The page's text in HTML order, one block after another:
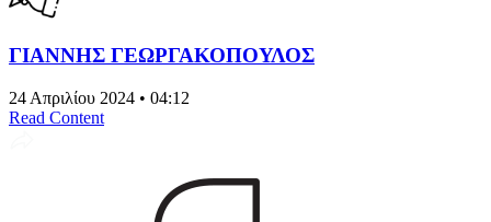
ΓΙΑΝΝΗΣ ΓΕΩΡΓΑΚΟΠΟΥΛΟΣ
24 Απριλίου 2024 • 04:12
Read Content